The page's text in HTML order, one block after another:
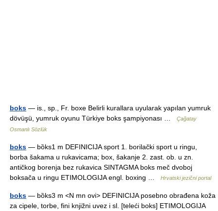
boks — is., sp., Fr. boxe Belirli kurallara uyularak yapılan yumruk
dövüşü, yumruk oyunu Türkiye boks şampiyonası …
Çağatay
Osmanlı Sözlük
boks — bȍks1 m DEFINICIJA sport 1. borilački sport u ringu,
borba šakama u rukavicama; box, šakanje 2. zast. ob. u zn.
antičkog borenja bez rukavica SINTAGMA boks meč dvoboj
boksača u ringu ETIMOLOGIJA engl. boxing …
Hrvatski jezični portal
boks — bȍks3 m <N mn ovi> DEFINICIJA posebno obrađena koža
za cipele, torbe, fini knjižni uvez i sl. [teleći boks] ETIMOLOGIJA